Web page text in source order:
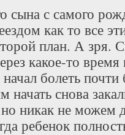
сына с самого
как то все
план. А зря.
какое-то
начал болеть
начать снова
никак не можем
ребенок